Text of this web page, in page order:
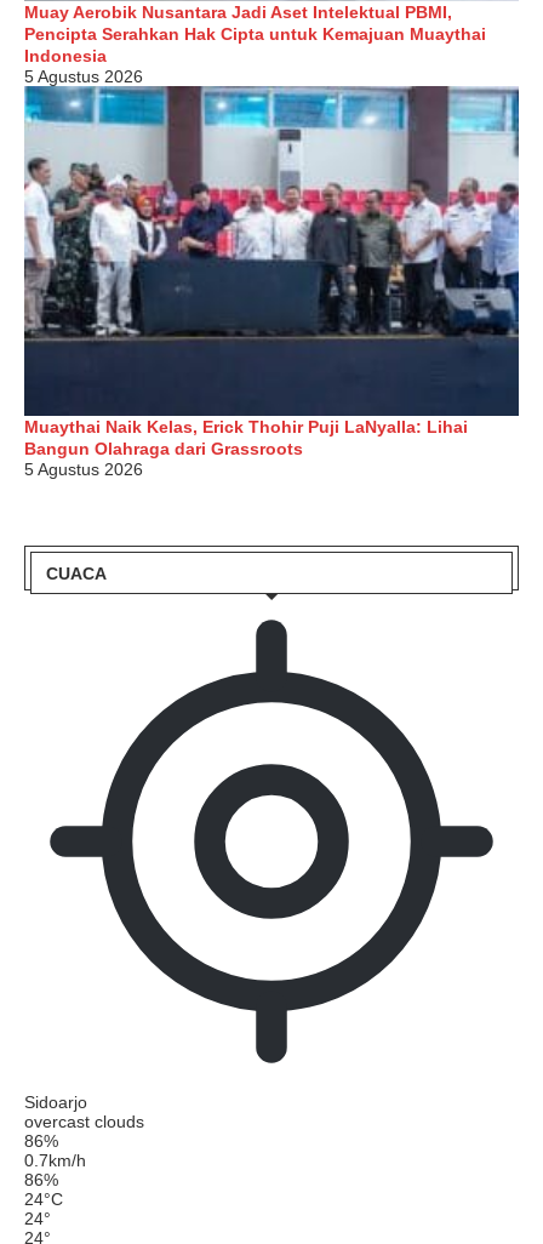
Muay Aerobik Nusantara Jadi Aset Intelektual PBMI,
Pencipta Serahkan Hak Cipta untuk Kemajuan Muaythai
Indonesia
5 Agustus 2026
Muaythai Naik Kelas, Erick Thohir Puji LaNyalla: Lihai
Bangun Olahraga dari Grassroots
5 Agustus 2026
CUACA
Sidoarjo
overcast clouds
86%
0.7km/h
86%
24°C
24°
24°